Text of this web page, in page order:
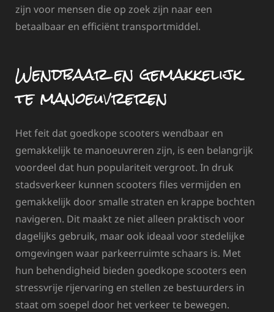
zijn voor mensen die op zoek zijn naar een
betaalbaar en efficiënt transportmiddel.
Wendbaar en gemakkelijk
te manoeuvreren
Het feit dat goedkope scooters wendbaar en
gemakkelijk te manoeuvreren zijn, is een belangrijk
voordeel dat hun populariteit vergroot. In druk
stadsverkeer kunnen scooters files vermijden en
gemakkelijk door smalle straten en krappe bochten
navigeren. Dit maakt ze niet alleen praktisch voor
dagelijks gebruik, maar ook ideaal voor stedelijke
omgevingen waar parkeerruimte schaars is. Met
hun behendigheid bieden goedkope scooters een
stressvrije rijervaring en stellen ze bestuurders in
staat om soepel door het verkeer te bewegen.